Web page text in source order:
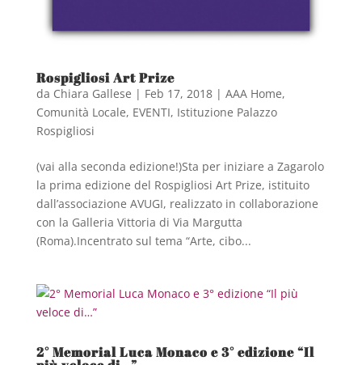
Rospigliosi Art Prize
da Chiara Gallese | Feb 17, 2018| AAA Home,
Comunità Locale, EVENTI, Istituzione Palazzo
Rospigliosi
(vai alla seconda edizione!)Sta per iniziare a Zagarolo
la prima edizione del Rospigliosi Art Prize, istituito
dall’associazione AVUGI, realizzato in collaborazione
con la Galleria Vittoria di Via Margutta
(Roma).Incentrato sul tema “Arte, cibo...
2° Memorial Luca Monaco e 3° edizione “Il